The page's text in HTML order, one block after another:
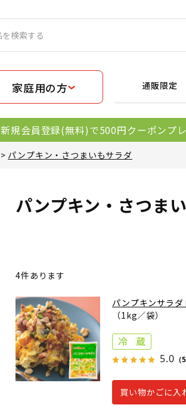
家庭用の方 通販限定
新規会員登録(無料)で500円クーポンプ
> パンプキン・さつまいもサラダ
パンプキン・さつま
4件あります
パンプキンサラダ
（1kg／袋）
5.0 （
買い物かごに入